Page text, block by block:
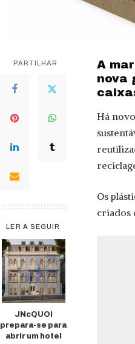
PARTILHAR
LER A SEGUIR
JNcQUOI
prepara-se para
abrir um hotel
A
nova
Há
Os
criados